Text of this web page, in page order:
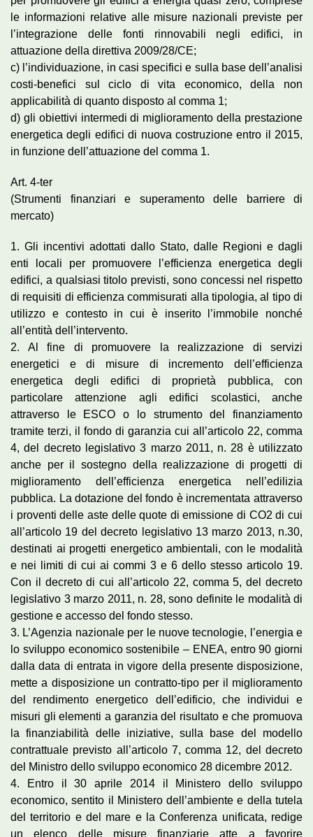
le informazioni relative alle misure nazionali previste per
l’integrazione delle fonti rinnovabili negli edifici, in
attuazione della direttiva 2009/28/CE;
c) l’individuazione, in casi specifici e sulla base dell’analisi
costi-benefici sul ciclo di vita economico, della non
applicabilità di quanto disposto al comma 1;
d) gli obiettivi intermedi di miglioramento della prestazione
energetica degli edifici di nuova costruzione entro il 2015,
in funzione dell’attuazione del comma 1.
Art. 4-ter
(Strumenti finanziari e superamento delle barriere di
mercato)
1. Gli incentivi adottati dallo Stato, dalle Regioni e dagli
enti locali per promuovere l’efficienza energetica degli
edifici, a qualsiasi titolo previsti, sono concessi nel rispetto
di requisiti di efficienza commisurati alla tipologia, al tipo di
utilizzo e contesto in cui è inserito l’immobile nonché
all’entità dell’intervento.
2. Al fine di promuovere la realizzazione di servizi
energetici e di misure di incremento dell’efficienza
energetica degli edifici di proprietà pubblica, con
particolare attenzione agli edifici scolastici, anche
attraverso le ESCO o lo strumento del finanziamento
tramite terzi, il fondo di garanzia cui all’articolo 22, comma
4, del decreto legislativo 3 marzo 2011, n. 28 è utilizzato
anche per il sostegno della realizzazione di progetti di
miglioramento dell’efficienza energetica nell’edilizia
pubblica. La dotazione del fondo è incrementata attraverso
i proventi delle aste delle quote di emissione di CO2 di cui
all’articolo 19 del decreto legislativo 13 marzo 2013, n.30,
destinati ai progetti energetico ambientali, con le modalità
e nei limiti di cui ai commi 3 e 6 dello stesso articolo 19.
Con il decreto di cui all’articolo 22, comma 5, del decreto
legislativo 3 marzo 2011, n. 28, sono definite le modalità di
gestione e accesso del fondo stesso.
3. L’Agenzia nazionale per le nuove tecnologie, l’energia e
lo sviluppo economico sostenibile – ENEA, entro 90 giorni
dalla data di entrata in vigore della presente disposizione,
mette a disposizione un contratto-tipo per il miglioramento
del rendimento energetico dell’edificio, che individui e
misuri gli elementi a garanzia del risultato e che promuova
la finanziabilità delle iniziative, sulla base del modello
contrattuale previsto all’articolo 7, comma 12, del decreto
del Ministro dello sviluppo economico 28 dicembre 2012.
4. Entro il 30 aprile 2014 il Ministero dello sviluppo
economico, sentito il Ministero dell’ambiente e della tutela
del territorio e del mare e la Conferenza unificata, redige
un elenco delle misure finanziarie atte a favorire